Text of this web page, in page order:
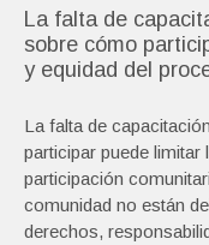
La falta de
sobre cómo
y equidad del
La falta de
participar puede
participación
comunidad no están
derechos,